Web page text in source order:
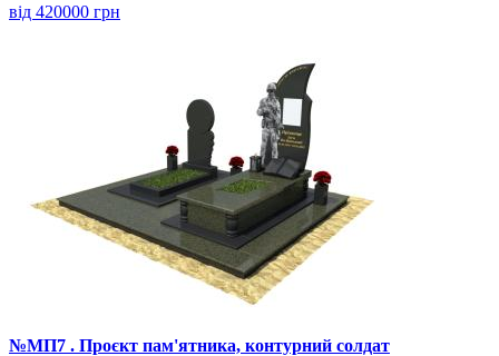
від 420000 грн
№МП7 . Проєкт пам'ятника, контурний солдат